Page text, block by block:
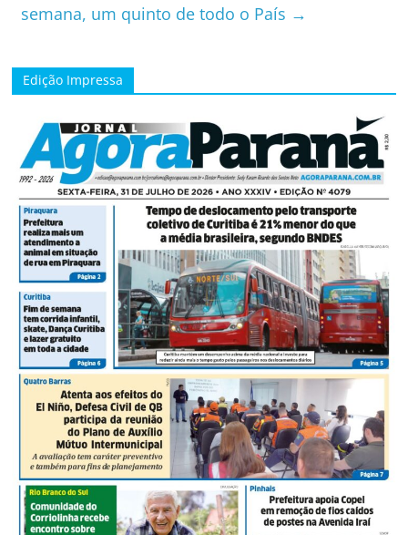
semana, um quinto de todo o País →
Edição Impressa